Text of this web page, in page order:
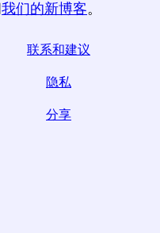
我们的新博客。
联系和建议
隐私
分享